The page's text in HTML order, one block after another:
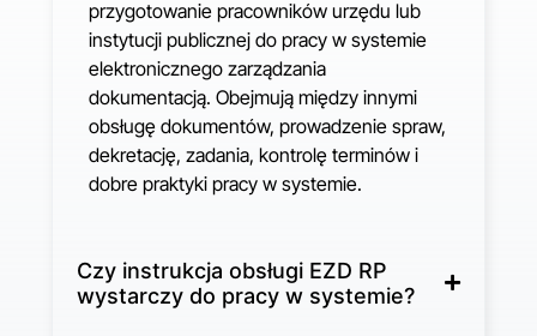
przygotowanie pracowników urzędu lub
instytucji publicznej do pracy w systemie
elektronicznego zarządzania
dokumentacją. Obejmują między innymi
obsługę dokumentów, prowadzenie spraw,
dekretację, zadania, kontrolę terminów i
dobre praktyki pracy w systemie.
Czy instrukcja obsługi EZD RP
wystarczy do pracy w systemie?